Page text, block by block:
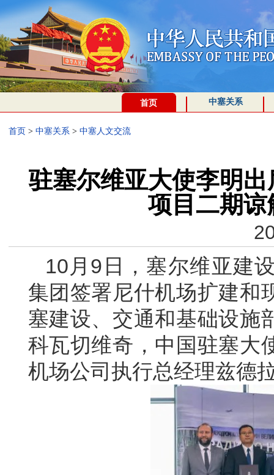
首页 中塞关系
首页 > 中塞关系> 中塞人文交流
驻塞尔维亚大使李明
项目二期
10月9日，塞尔维亚建
集团签署尼什机场扩建和
塞建设、交通和基础设施
科瓦切维奇，中国驻塞大
机场公司执行总经理兹德